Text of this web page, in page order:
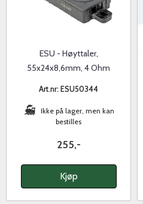
ESU - Høyttaler,
55x24x8,6mm, 4 Ohm
Art.nr: ESU50344
Ikke på lager, men kan
bestilles
255,-
Kjøp